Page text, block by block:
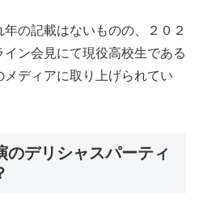
の記載はないものの、２０２
イン会見にて現役高校生である
ディアに取り上げられてい
のデリシャスパーティ